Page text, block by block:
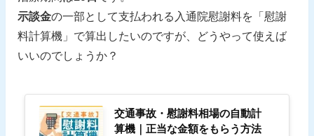
示談金の一部として支払われる入通院慰謝料を「慰謝
料計算機」で算出したいのですが、どうやって使えば
いいのでしょうか？
交通事故・慰謝料相場の自動計
算機｜正当な金額をもらう方法